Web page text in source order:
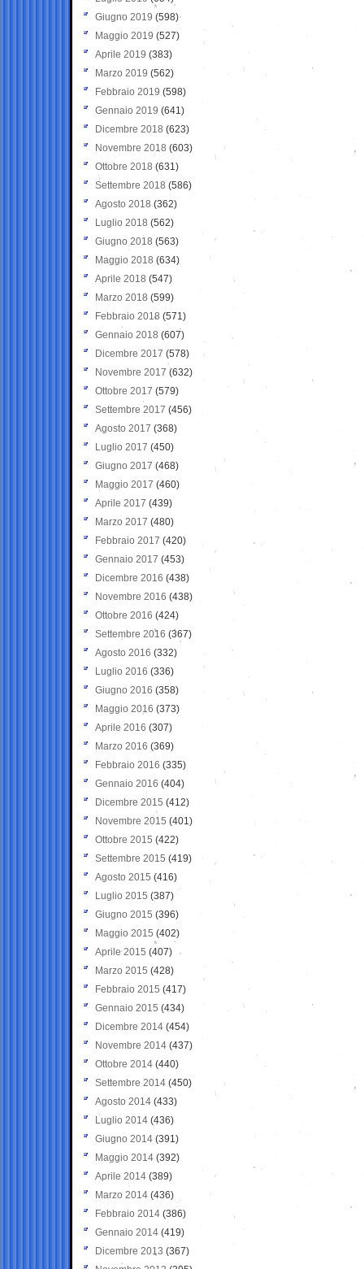
Giugno 2019 (598)
Maggio 2019 (527)
Aprile 2019 (383)
Marzo 2019 (562)
Febbraio 2019 (598)
Gennaio 2019 (641)
Dicembre 2018 (623)
Novembre 2018 (603)
Ottobre 2018 (631)
Settembre 2018 (586)
Agosto 2018 (362)
Luglio 2018 (562)
Giugno 2018 (563)
Maggio 2018 (634)
Aprile 2018 (547)
Marzo 2018 (599)
Febbraio 2018 (571)
Gennaio 2018 (607)
Dicembre 2017 (578)
Novembre 2017 (632)
Ottobre 2017 (579)
Settembre 2017 (456)
Agosto 2017 (368)
Luglio 2017 (450)
Giugno 2017 (468)
Maggio 2017 (460)
Aprile 2017 (439)
Marzo 2017 (480)
Febbraio 2017 (420)
Gennaio 2017 (453)
Dicembre 2016 (438)
Novembre 2016 (438)
Ottobre 2016 (424)
Settembre 2016 (367)
Agosto 2016 (332)
Luglio 2016 (336)
Giugno 2016 (358)
Maggio 2016 (373)
Aprile 2016 (307)
Marzo 2016 (369)
Febbraio 2016 (335)
Gennaio 2016 (404)
Dicembre 2015 (412)
Novembre 2015 (401)
Ottobre 2015 (422)
Settembre 2015 (419)
Agosto 2015 (416)
Luglio 2015 (387)
Giugno 2015 (396)
Maggio 2015 (402)
Aprile 2015 (407)
Marzo 2015 (428)
Febbraio 2015 (417)
Gennaio 2015 (434)
Dicembre 2014 (454)
Novembre 2014 (437)
Ottobre 2014 (440)
Settembre 2014 (450)
Agosto 2014 (433)
Luglio 2014 (436)
Giugno 2014 (391)
Maggio 2014 (392)
Aprile 2014 (389)
Marzo 2014 (436)
Febbraio 2014 (386)
Gennaio 2014 (419)
Dicembre 2013 (367)